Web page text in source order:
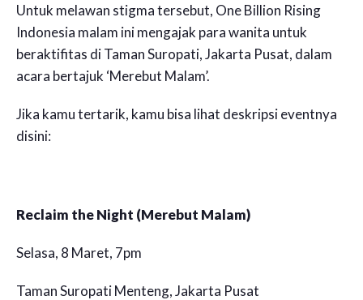
Untuk melawan stigma tersebut, One Billion Rising
Indonesia malam ini mengajak para wanita untuk
beraktifitas di Taman Suropati, Jakarta Pusat, dalam
acara bertajuk ‘Merebut Malam’.
Jika kamu tertarik, kamu bisa lihat deskripsi eventnya
disini:
Reclaim the Night (Merebut Malam)
Selasa, 8 Maret, 7pm
Taman Suropati Menteng, Jakarta Pusat